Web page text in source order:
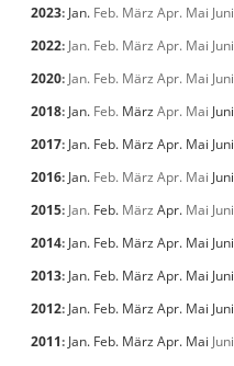
2023: Jan. Feb. März Apr. Mai Juni
2022: Jan. Feb. März Apr. Mai Juni
2020: Jan. Feb. März Apr. Mai Juni
2018: Jan. Feb. März Apr. Mai Juni
2017: Jan. Feb. März Apr. Mai Juni
2016: Jan. Feb. März Apr. Mai Juni
2015: Jan. Feb. März Apr. Mai Juni
2014: Jan. Feb. März Apr. Mai Juni
2013: Jan. Feb. März Apr. Mai Juni
2012: Jan. Feb. März Apr. Mai Juni
2011: Jan. Feb. März Apr. Mai Juni